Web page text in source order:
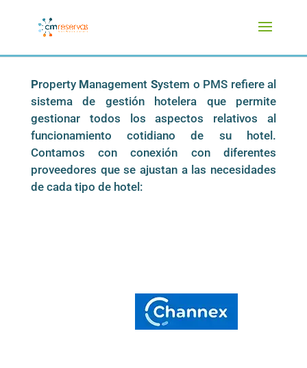
PropertyManagement System o PMS refiere al
sistema de gestión hotelera que permite
gestionar todos los aspectos relativos al
funcionamiento cotidiano de su hotel.
Contamos con conexión con diferentes
proveedores que se ajustan a las necesidades
de cada tipo de hotel: